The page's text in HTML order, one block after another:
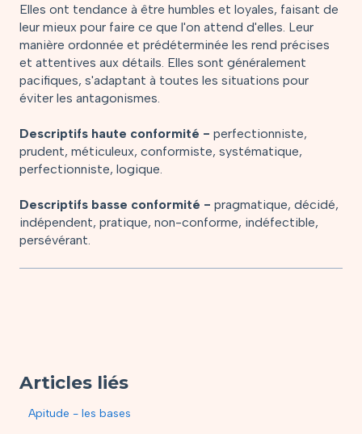
Elles ont tendance à être humbles et loyales, faisant de
leur mieux pour faire ce que l'on attend d'elles. Leur
manière ordonnée et prédéterminée les rend précises
et attentives aux détails. Elles sont généralement
pacifiques, s'adaptant à toutes les situations pour
éviter les antagonismes.
Descriptifs haute conformité - perfectionniste,
prudent, méticuleux, conformiste, systématique,
perfectionniste, logique.
Descriptifs basse conformité - pragmatique, décidé,
indépendent, pratique, non-conforme, indéfectible,
persévérant.
Articles liés
Apitude - les bases